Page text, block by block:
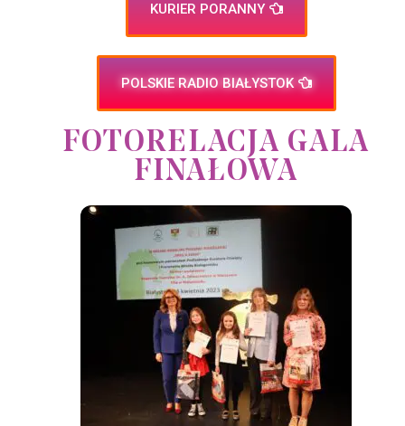
KURIER PORANNY
POLSKIE RADIO BIAŁYSTOK
FOTORELACJA GALA
FINAŁOWA